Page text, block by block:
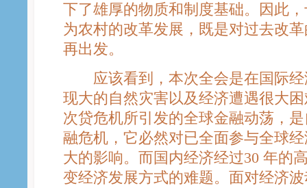
下了雄厚的物质和制度基础。因此
为农村的改革发展，既是对过去改
再出发。
应该看到，本次全会是在国际经
现大的自然灾害以及经济遭遇很大
次贷危机所引发的全球金融动荡，
融危机，它必然对已全面参与全球
大的影响。而国内经济经过30 年的
变经济发展方式的难题。面对经济